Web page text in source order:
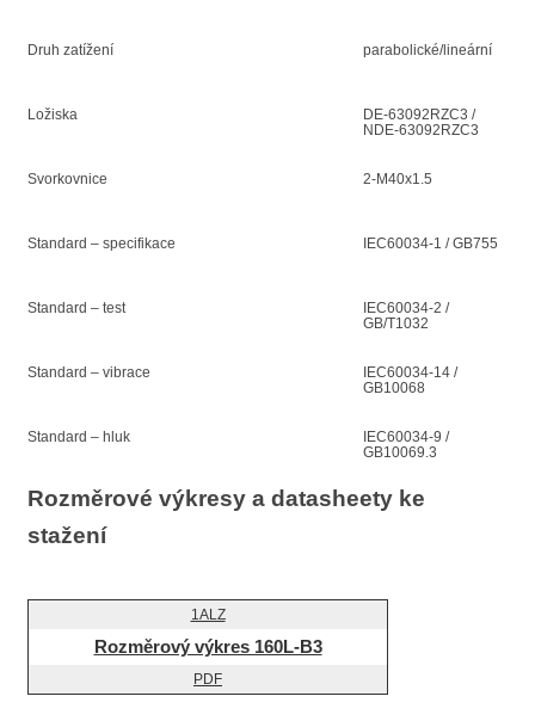
Druh zatížení parabolické/lineární
Ložiska
DE-63092RZC3 /
NDE-63092RZC3
Svorkovnice 2-M40x1.5
Standard – specifikace IEC60034-1 / GB755
Standard – test
IEC60034-2 /
GB/T1032
Standard – vibrace
IEC60034-14 /
GB10068
Standard – hluk
IEC60034-9 /
GB10069.3
Rozměrové výkresy a datasheety ke
stažení
Rozměrový výkres 160L-B3